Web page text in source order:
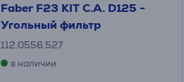
Faber F23 KIT C.A. D125 -
Угольный фильтр
112.0556.527
в наличии